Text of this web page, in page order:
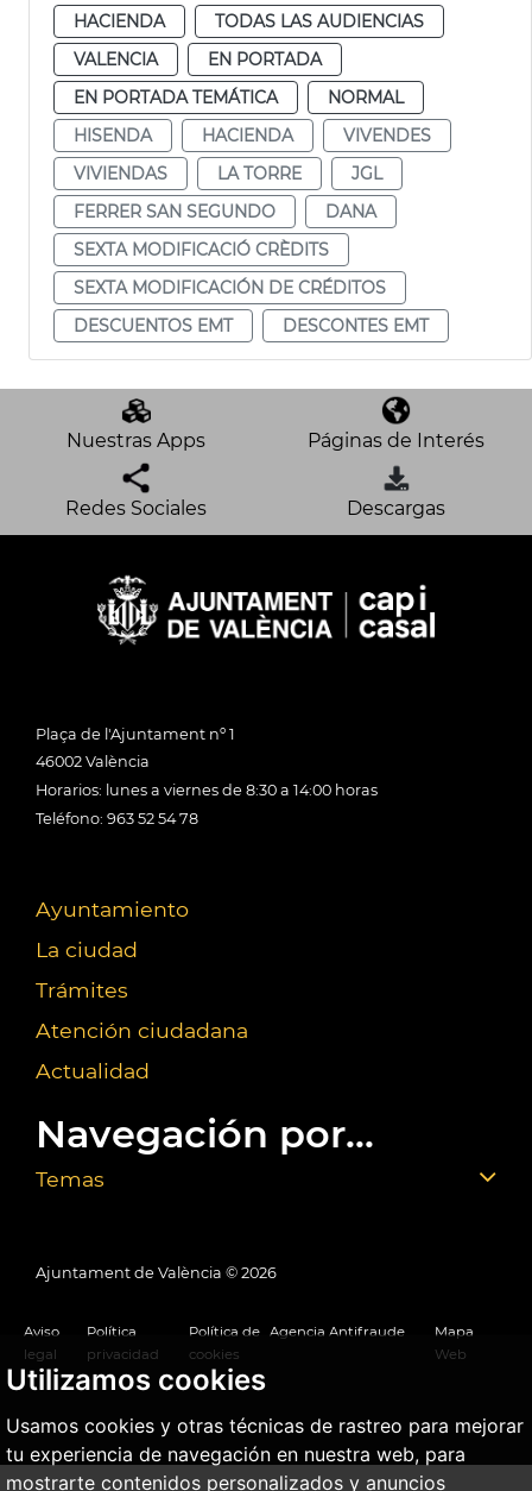
Utilizamos cookies
Usamos cookies y otras técnicas de rastreo para mejorar
tu experiencia de navegación en nuestra web, para
mostrarte contenidos personalizados y anuncios
HACIENDA
TODAS LAS AUDIENCIAS
VALENCIA
EN PORTADA
EN PORTADA TEMÁTICA
NORMAL
HISENDA
HACIENDA
VIVENDES
VIVIENDAS
LA TORRE
JGL
FERRER SAN SEGUNDO
DANA
SEXTA MODIFICACIÓ CRÈDITS
SEXTA MODIFICACIÓN DE CRÉDITOS
DESCUENTOS EMT
DESCONTES EMT
Nuestras Apps Páginas de Interés
Redes Sociales Descargas
Plaça de l'Ajuntament nº 1
46002 València
Horarios: lunes a viernes de 8:30 a 14:00 horas
Teléfono: 963 52 54 78
Ayuntamiento
La ciudad
Trámites
Atención ciudadana
Actualidad
Navegación por...
Temas
Ajuntament de València © 2026
Aviso
legal
Política
privacidad
Política de
cookies
Agencia Antifraude
Mapa
Web